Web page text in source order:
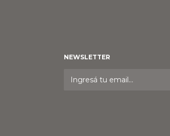
NEWSLETTER